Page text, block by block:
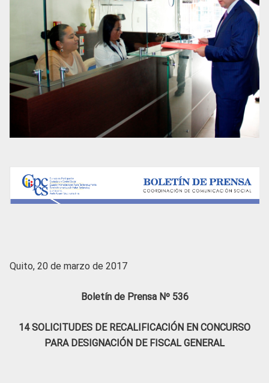
Quito, 20 de marzo de 2017
Boletín de Prensa Nº 536
14 SOLICITUDES DE RECALIFICACIÓN EN CONCURSO
PARA DESIGNACIÓN DE FISCAL GENERAL